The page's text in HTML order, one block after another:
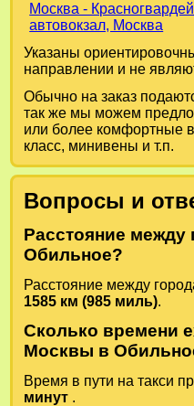
Москва -
автовокзал, Москва
Указаны
направлении и не
Обычно на заказ
так же мы можем
или более комфортные
класс, минивены и т.п.
Вопросы и
Расстояние между
Обильное?
Расстояние между
1585 км (985 миль).
Сколько времени
Москвы в
Время в пути на такси
минут .